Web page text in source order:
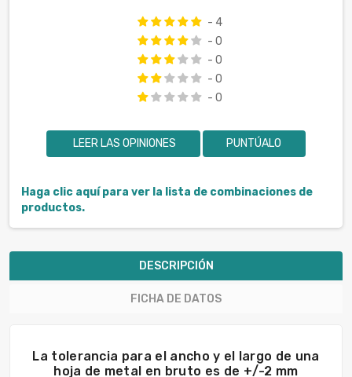
- 4
- 0
- 0
- 0
- 0
LEER LAS OPINIONES PUNTÚALO
Haga clic aquí para ver la lista de combinaciones de
productos.
DESCRIPCIÓN
FICHA DE DATOS
La tolerancia para el ancho y el largo de una
hoja de metal en bruto es de +/-2 mm